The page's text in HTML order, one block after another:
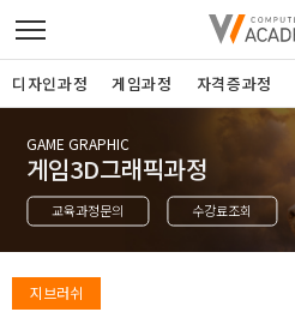
디자인정규과정
디자인단과과정
게임과정
디자인과정 게임과정 자격증과정
GAME GRAPHIC
게임3D그래픽과정
교육과정문의 수강료조회
지브러쉬